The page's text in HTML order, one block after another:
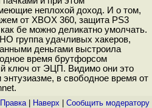
неплохой доход. И о том,
от XBOX 360, защита PS3
бе можно деликатно умолчать.
группа удачливых хакеров,
деньгами выстроила
время брутфорсом
ключ от ЭЦП. Видимо они это
в свободное время от
Правка| Наверх Cообщить модератору